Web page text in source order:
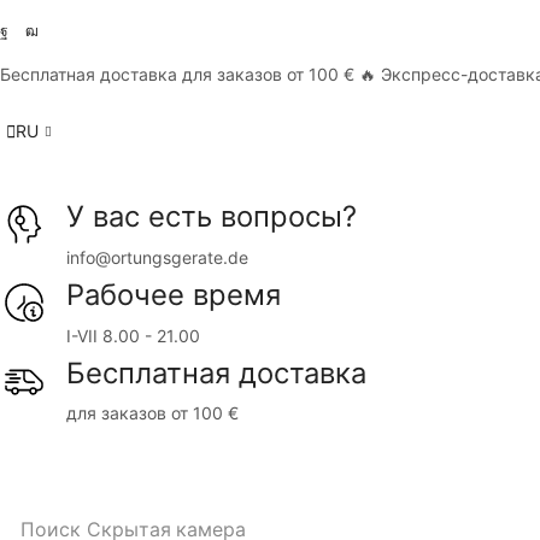
Бесплатная доставка для заказов от 100 € 🔥 Экспресс-
RU
У вас есть вопросы?
info@ortungsgerate.de
Рабочее время
I-VII 8.00 - 21.00
Бесплатная доставка
для заказов от 100 €
Поиск Скрытая камера